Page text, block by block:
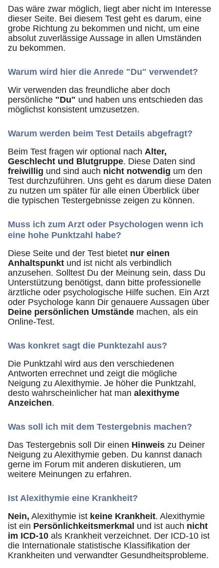
Das wäre zwar möglich, liegt aber nicht im Interesse
dieser Seite. Bei diesem Test geht es darum, eine
grobe Richtung zu bekommen und nicht, um eine
absolut zuverlässige Aussage in allen Umständen
zu bekommen.
Warum wird hier die Anrede "Du" verwendet?
Wir verwenden das freundliche aber doch
persönliche "Du" und haben uns entschieden das
möglichst konsistent umzusetzen.
Warum werden beim Test Details abgefragt?
Beim Test fragen wir optional nach Alter,
Geschlecht und Blutgruppe. Diese Daten sind
freiwillig und sind auch nicht notwendig um den
Test durchzuführen. Uns geht es darum diese Daten
zu nutzen um später für alle einen Überblick über
die typischen Testergebnisse zeigen zu können.
Muss ich zum Arzt oder Psychologen wenn ich
eine hohe Punktzahl habe?
Diese Seite und der Test bietet nur einen
Anhaltspunkt und ist nicht als verbindlich
anzusehen. Solltest Du der Meinung sein, dass Du
Unterstützung benötigst, dann bitte professionelle
ärztliche oder psychologische Hilfe suchen. Ein Arzt
oder Psychologe kann Dir genauere Aussagen über
Deine persönlichen Umstände machen, als ein
Online-Test.
Was konkret sagt die Punktezahl aus?
Die Punktzahl wird aus den verschiedenen
Antworten errechnet und zeigt die mögliche
Neigung zu Alexithymie. Je höher die Punktzahl,
desto wahrscheinlicher hat man alexithyme
Anzeichen.
Was soll ich mit dem Testergebnis machen?
Das Testergebnis soll Dir einen Hinweis zu Deiner
Neigung zu Alexithymie geben. Du kannst danach
gerne im Forum mit anderen diskutieren, um
weitere Meinungen zu erfahren.
Ist Alexithymie eine Krankheit?
Nein, Alexithymie ist keine Krankheit. Alexithymie
ist ein Persönlichkeitsmerkmal und ist auch nicht
im ICD-10 als Krankheit verzeichnet. Der ICD-10 ist
die Internationale statistische Klassifikation der
Krankheiten und verwandter Gesundheitsprobleme.